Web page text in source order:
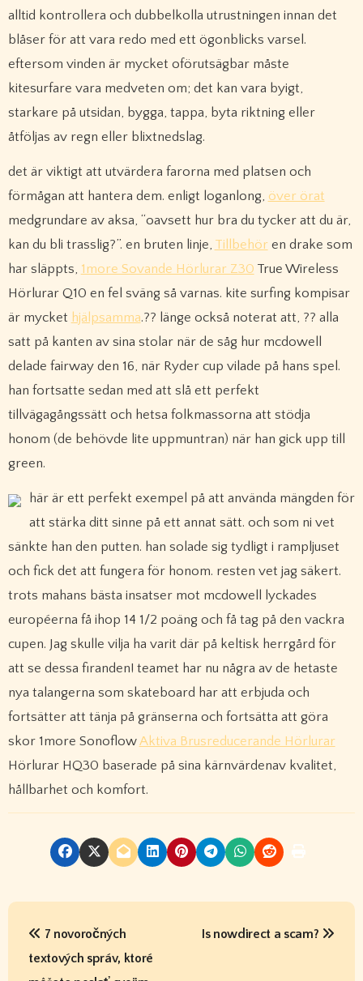
alltid kontrollera och dubbelkolla utrustningen innan det
blåser för att vara redo med ett ögonblicks varsel.
eftersom vinden är mycket oförutsägbar måste
kitesurfare vara medveten om; det kan vara byigt,
starkare på utsidan, bygga, tappa, byta riktning eller
åtföljas av regn eller blixtnedslag.
det är viktigt att utvärdera farorna med platsen och
förmågan att hantera dem. enligt loganlong, över örat
medgrundare av aksa, “oavsett hur bra du tycker att du är,
kan du bli trasslig?”. en bruten linje, Tillbehören drake som
har släppts, 1more Sovande Hörlurar Z30 True Wireless
Hörlurar Q10 en fel sväng så varnas. kite surfing kompisar
är mycket hjälpsamma.?? länge också noterat att, ?? alla
satt på kanten av sina stolar när de såg hur mcdowell
delade fairway den 16, när Ryder cup vilade på hans spel.
han fortsatte sedan med att slå ett perfekt
tillvägagångssätt och hetsa folkmassorna att stödja
honom (de behövde lite uppmuntran) när han gick upp till
green.
här är ett perfekt exempel på att använda mängden för
att stärka ditt sinne på ett annat sätt. och som ni vet
sänkte han den putten. han solade sig tydligt i rampljuset
och fick det att fungera för honom. resten vet jag säkert.
trots mahans bästa insatser mot mcdowell lyckades
européerna få ihop 14 1/2 poäng och få tag på den vackra
cupen. Jag skulle vilja ha varit där på keltisk herrgård för
att se dessa firanden! teamet har nu några av de hetaste
nya talangerna som skateboard har att erbjuda och
fortsätter att tänja på gränserna och fortsätta att göra
skor 1more SonoflowAktiva Brusreducerande Hörlurar
Hörlurar HQ30 baserade på sina kärnvärdenav kvalitet,
hållbarhet och komfort.
P
7 novoročných
textových správ, ktoré
Is nowdirect a scam?